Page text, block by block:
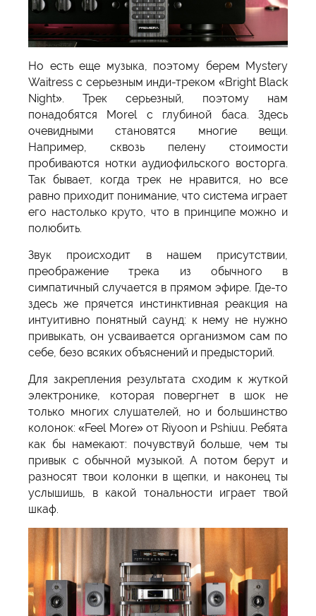
Но есть еще музыка, поэтому берем Mystery
Waitress с серьезным инди-треком «Bright Black
Night». Трек серьезный, поэтому нам
понадобятся Morel с глубиной баса. Здесь
очевидными становятся многие вещи.
Например, сквозь пелену стоимости
пробиваются нотки аудиофильского восторга.
Так бывает, когда трек не нравится, но все
равно приходит понимание, что система играет
его настолько круто, что в принципе можно и
полюбить.
Звук происходит в нашем присутствии,
преображение трека из обычного в
симпатичный случается в прямом эфире. Где-то
здесь же прячется инстинктивная реакция на
интуитивно понятный саунд: к нему не нужно
привыкать, он усваивается организмом сам по
себе, безо всяких объяснений и предысторий.
Для закрепления результата сходим к жуткой
электронике, которая повергнет в шок не
только многих слушателей, но и большинство
колонок: «Feel More» от Riyoon и Pshiuu. Ребята
как бы намекают: почувствуй больше, чем ты
привык с обычной музыкой. А потом берут и
разносят твои колонки в щепки, и наконец ты
услышишь, в какой тональности играет твой
шкаф.